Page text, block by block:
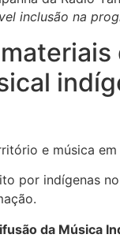
inclusão na
e música
indígenas
da Música